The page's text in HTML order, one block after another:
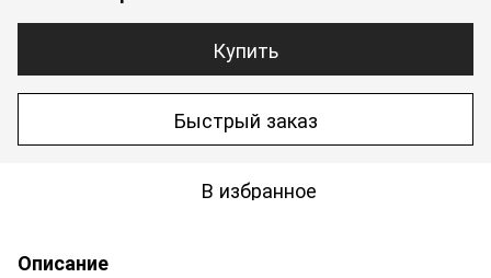
Купить
Быстрый заказ
В избранное
Описание